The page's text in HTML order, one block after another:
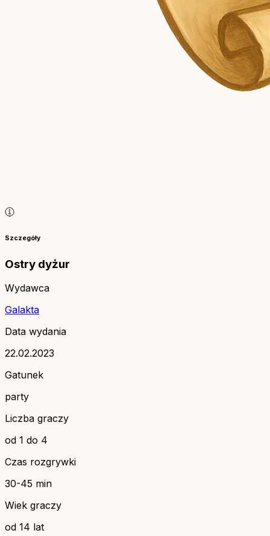
Szczegóły
Ostry dyżur
Wydawca
Galakta
Data wydania
22.02.2023
Gatunek
party
Liczba graczy
od 1 do 4
Czas rozgrywki
30-45 min
Wiek graczy
od 14 lat